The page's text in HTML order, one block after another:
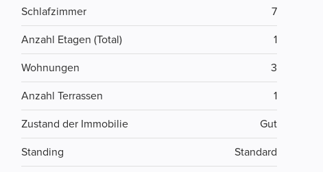
Schlafzimmer 7
Anzahl Etagen (Total) 1
Wohnungen 3
Anzahl Terrassen 1
Zustand der Immobilie Gut
Standing Standard